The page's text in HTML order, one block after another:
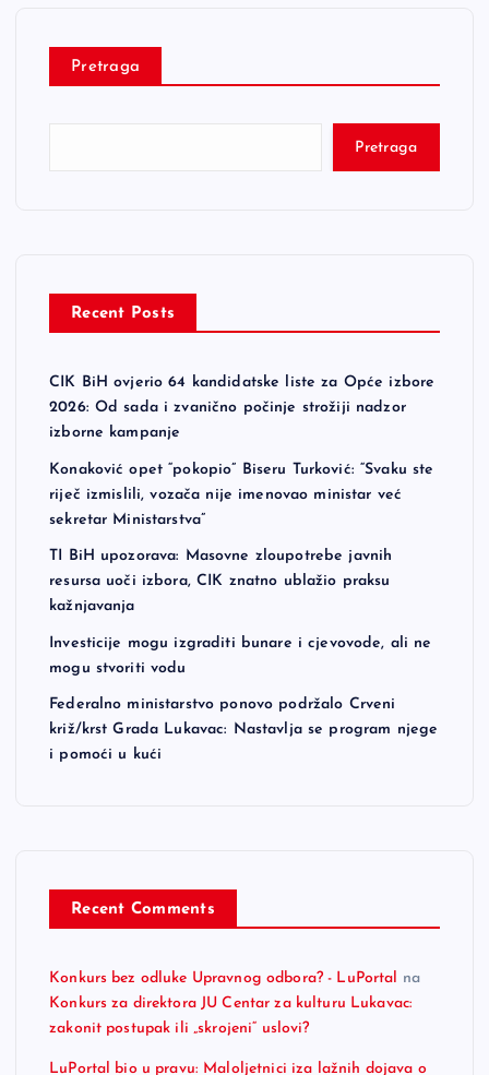
Pretraga
Pretraga
Recent Posts
CIK BiH ovjerio 64 kandidatske liste za Opće izbore
2026: Od sada i zvanično počinje strožiji nadzor
izborne kampanje
Konaković opet “pokopio” Biseru Turković: “Svaku ste
riječ izmislili, vozača nije imenovao ministar već
sekretar Ministarstva”
TI BiH upozorava: Masovne zloupotrebe javnih
resursa uoči izbora, CIK znatno ublažio praksu
kažnjavanja
Investicije mogu izgraditi bunare i cjevovode, ali ne
mogu stvoriti vodu
Federalno ministarstvo ponovo podržalo Crveni
križ/krst Grada Lukavac: Nastavlja se program njege
i pomoći u kući
Recent Comments
Konkurs bez odluke Upravnog odbora? - LuPortal na
Konkurs za direktora JU Centar za kulturu Lukavac:
zakonit postupak ili „skrojeni“ uslovi?
LuPortal bio u pravu: Maloljetnici iza lažnih dojava o